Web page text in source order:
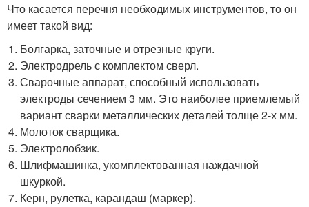
Что касается перечня необходимых инструментов, то он
имеет такой вид:
Болгарка, заточные и отрезные круги.
Электродрель с комплектом сверл.
Сварочные аппарат, способный использовать
электроды сечением 3 мм. Это наиболее приемлемый
вариант сварки металлических деталей толще 2-х мм.
Молоток сварщика.
Электролобзик.
Шлифмашинка, укомплектованная наждачной
шкуркой.
Керн, рулетка, карандаш (маркер).